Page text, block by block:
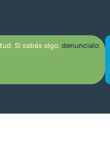
Si sabés algo, denuncialo